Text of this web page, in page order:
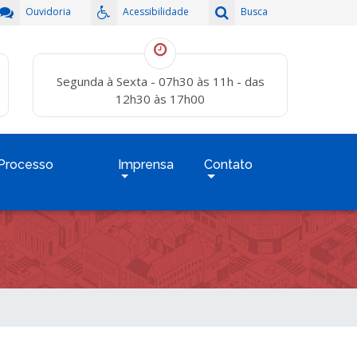
Busca
Acessibilidade
Ouvidoria
Segunda à Sexta - 07h30 às 11h - das
12h30 às 17h00
Imprensa Contato